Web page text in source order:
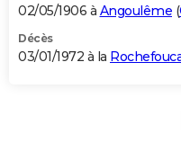
02/05/1906 à Angoulême (
Décès
03/01/1972 à la